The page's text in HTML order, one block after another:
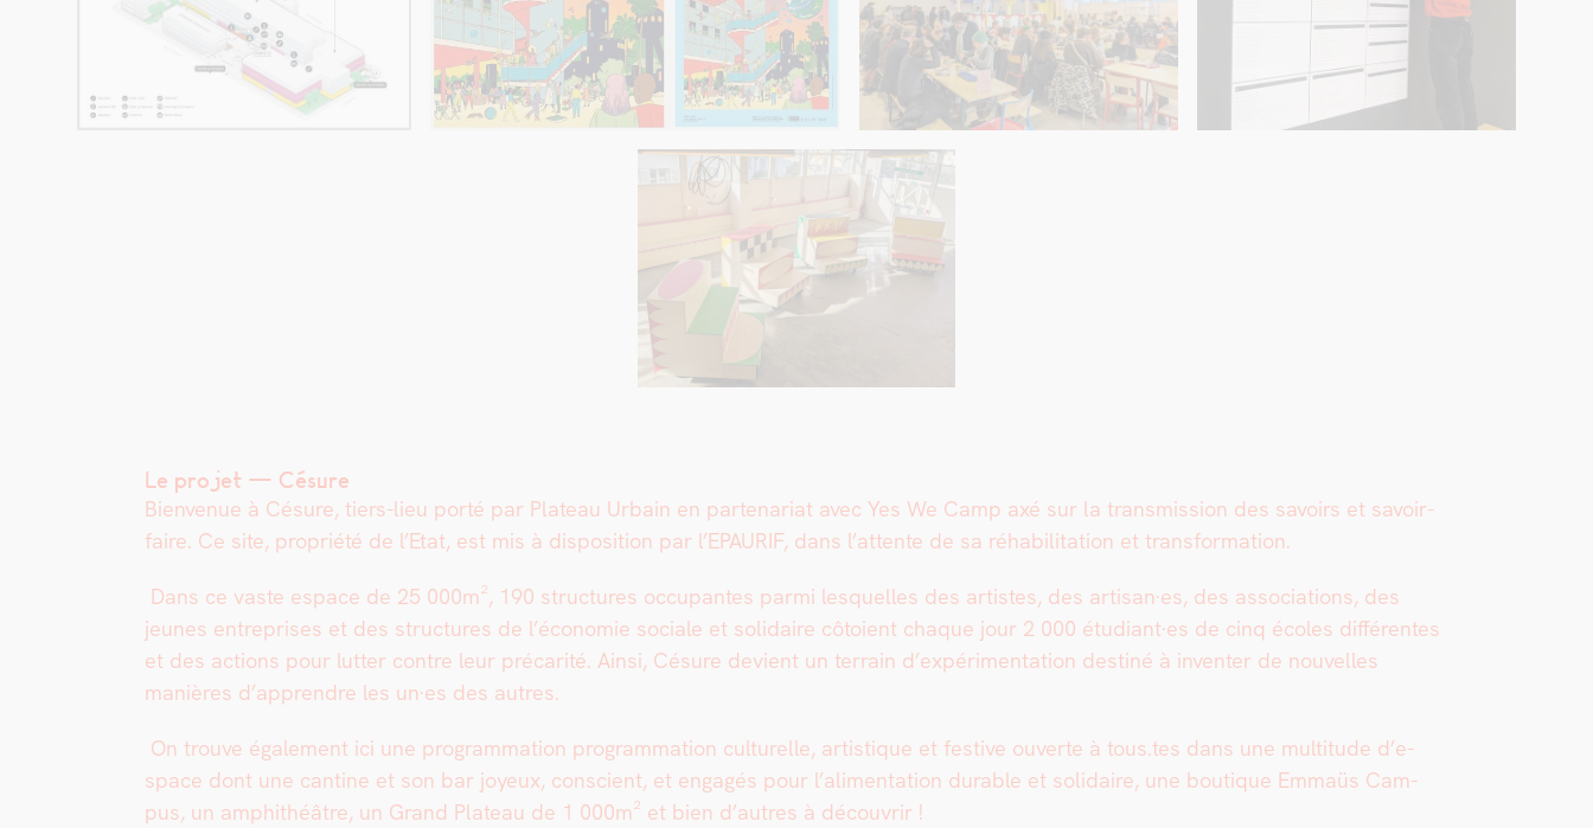
Le projet — Césure
Bien­v­enue à Césure, tiers-lieu porté par Plateau Urbain en parte­nar­i­at avec Yes We Camp axé sur la trans­mis­sion des savoirs et savoir-
faire. Ce site, pro­priété de l’Etat, est mis à dis­po­si­tion par l’EPAU­RIF, dans l’attente de sa réha­bil­i­ta­tion et trans­for­ma­tion.
Dans ce vaste espace de 25 000m², 190 struc­tures occu­pantes par­mi lesquelles des artistes, des artisan·es, des asso­ci­a­tions, des
jeunes entre­pris­es et des struc­tures de l’économie sociale et sol­idaire côtoient chaque jour 2 000 étudiant·es de cinq écoles dif­férentes
et des actions pour lut­ter con­tre leur pré­car­ité. Ain­si, Césure devient un ter­rain d’ex­péri­men­ta­tion des­tiné à inven­ter de nou­velles
manières d’apprendre les un·es des autres.
On trou­ve égale­ment ici une pro­gram­ma­tion pro­gram­ma­tion cul­turelle, artis­tique et fes­tive ouverte à tous.tes dans une mul­ti­tude d’e­
space dont une can­tine et son bar joyeux, con­scient, et engagés pour l’al­i­men­ta­tion durable et sol­idaire, une bou­tique Emmaüs Cam­
pus, un amphithéâtre, un Grand Plateau de 1 000m² et bien d’autres à décou­vrir !